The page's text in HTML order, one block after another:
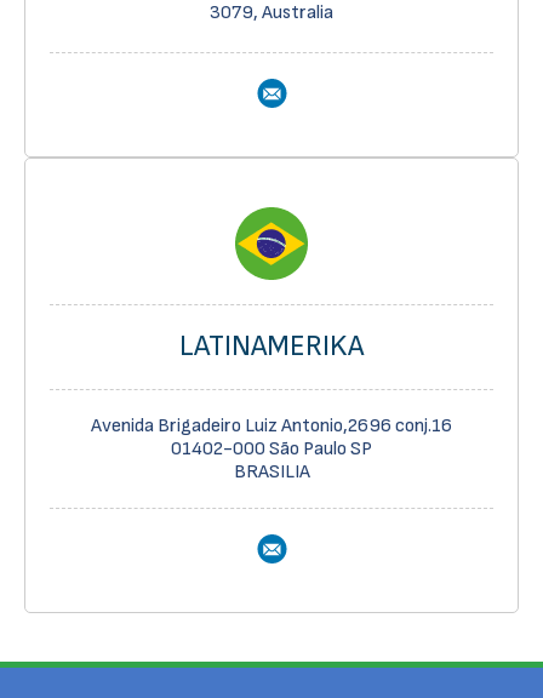
3079, Australia
LATINAMERIKA
Avenida Brigadeiro Luiz Antonio,2696 conj.16
01402-000 São Paulo SP
BRASILIA